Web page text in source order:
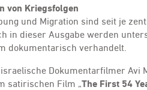
von Kriegsfolgen
und Migration sind seit je
in dieser Ausgabe werden
dokumentarisch verhandelt.
Dokumentarfilmer
satirischen Film „The First 54